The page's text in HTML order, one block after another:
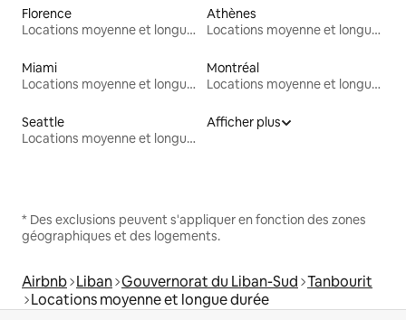
Florence
Locations moyenne et longue durée
Athènes
Locations moyenne et longue durée
Miami
Locations moyenne et longue durée
Montréal
Locations moyenne et longue durée
Seattle
Locations moyenne et longue durée
Afficher plus
* Des exclusions peuvent s'appliquer en fonction des zones
géographiques et des logements.
Airbnb Liban Gouvernorat du Liban-Sud Tanbourit
Locations moyenne et longue durée